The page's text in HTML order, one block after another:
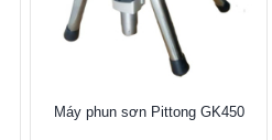
Máy phun sơn Pittong GK450